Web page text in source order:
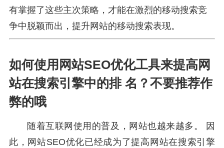
有掌握了这些主次策略，才能在激烈的移动搜索竞
争中脱颖而出，提升网站的移动搜索表现。
如何使用网站SEO优化工具来提高网
站在搜索引擎中的排 名？不要推荐作
弊的哦
随着互联网使用的普及，网站也越来越多。 因
此，网站SEO优化已经成为了提高网站在搜索引擎